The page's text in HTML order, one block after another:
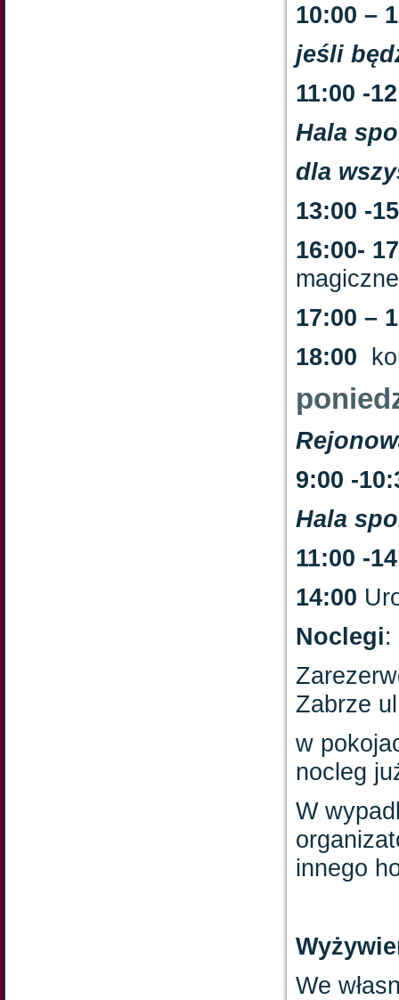
10:00 –
jeśli
11:00 -
Hala
dla
13:00 -
16:00-
17:00 –
18:00
9:00 -
Hala
11:00 -
14:00
Noclegi:
Zabrze
w
nocleg
W
innego
We